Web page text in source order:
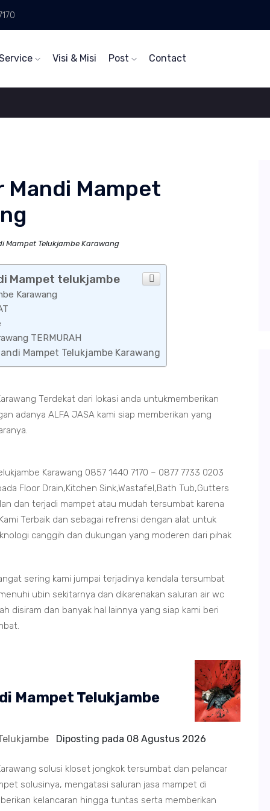
Visi & Misi Post Contact
Mandi Mampet
Mampet Telukjambe Karawang
Mampet telukjambe
Karawang
TERMURAH
Mampet Telukjambe Karawang
Terdekat dari lokasi anda untukmemberikan
adanya ALFA JASA kami siap memberikan yang
Karawang 0857 1440 7170 – 0877 7733 0203
Floor Drain,Kitchen Sink,Wastafel,Bath Tub,Gutters
dan terjadi mampet atau mudah tersumbat karena
Terbaik dan sebagai refrensi dengan alat untuk
canggih dan dukungan yang moderen dari pihak
sering kami jumpai terjadinya kendala tersumbat
ubin sekitarnya dan dikarenakan saluran air wc
disiram dan banyak hal lainnya yang siap kami beri
Mampet Telukjambe
Diposting pada 08 Agustus 2026
solusi kloset jongkok tersumbat dan pelancar
solusinya, mengatasi saluran jasa mampet di
kelancaran hingga tuntas serta memberikan